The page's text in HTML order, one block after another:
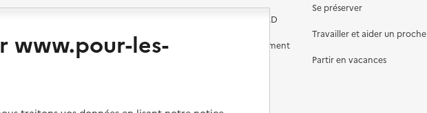
Vivre en accueil familial
Aides financières en EHPAD
Prévention, accompagnement
Se préserver
Travailler et aider un proche
Partir en vacances
www.pour-les-